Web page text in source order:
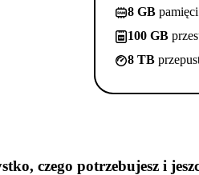
8 GB
100 GB
8 TB
czego potrzebujesz i